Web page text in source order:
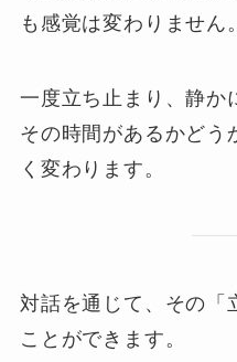
も感覚は変わりません。
一度立ち止まり、静か
その時間があるかどう
く変わります。
対話を通じて、その「
ことができます。